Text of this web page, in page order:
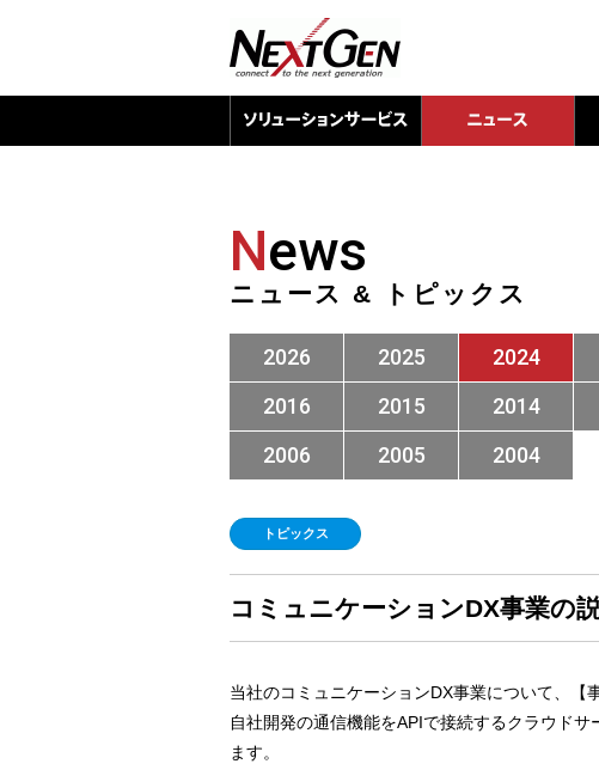
News
ニュース & トピックス
2026 2025 2024
2016
2015 2014
2006
2005 2004
トピックス
コミュニケーションDX事業の
当社のコミュニケーションDX事業について、【
自社開発の通信機能をAPIで接続するクラウドサ
ます。